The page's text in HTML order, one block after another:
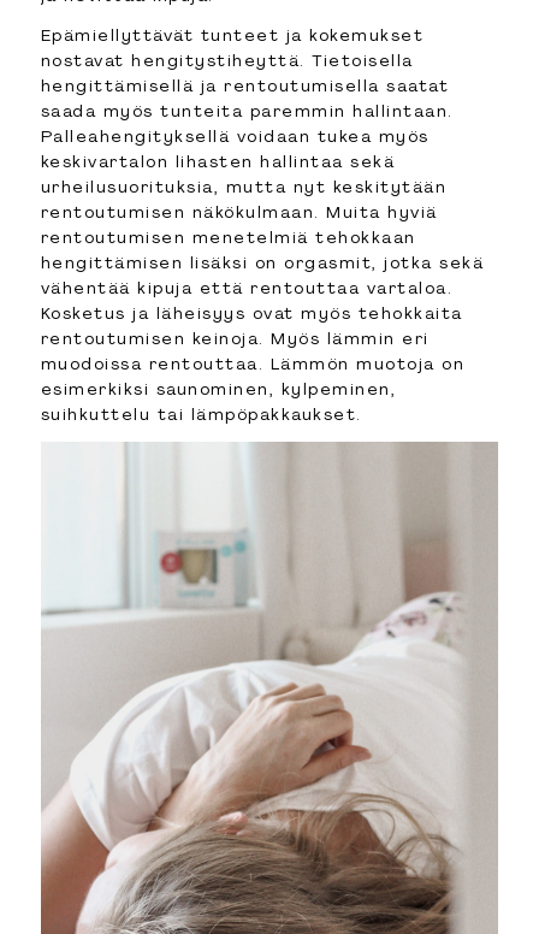
Epämiellyttävät tunteet ja kokemukset
nostavat hengitystiheyttä. Tietoisella
hengittämisellä ja rentoutumisella saatat
saada myös tunteita paremmin hallintaan.
Palleahengityksellä voidaan tukea myös
keskivartalon lihasten hallintaa sekä
urheilusuorituksia, mutta nyt keskitytään
rentoutumisen näkökulmaan. Muita hyviä
rentoutumisen menetelmiä tehokkaan
hengittämisen lisäksi on orgasmit, jotka sekä
vähentää kipuja että rentouttaa vartaloa.
Kosketus ja läheisyys ovat myös tehokkaita
rentoutumisen keinoja. Myös lämmin eri
muodoissa rentouttaa. Lämmön muotoja on
esimerkiksi saunominen, kylpeminen,
suihkuttelu tai lämpöpakkaukset.